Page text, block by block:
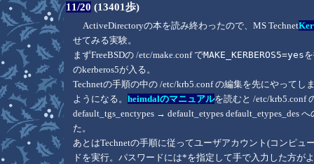
11/20 (13401歩)
ActiveDirectoryの本を読み終わったので、MS Technet
せてみる実験。
まずFreeBSDの /etc/make.conf でMAKE_KERBEROS5=yes
のkerberos5が入る。
Technetの手順の中の /etc/krb5.conf の編集を先にやって
ようになる。heimdalのマニュアルを読むと /etc/krb5.conf
default_tgs_enctypes → default_etypes
た。
あとはTechnetの手順に従ってユーザアカウント(コンピ
ドを実行。パスワードには*を指定して手で入力した方が